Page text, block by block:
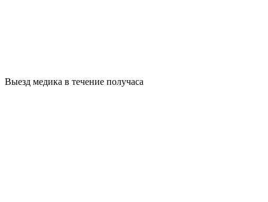
Выезд медика в течение получаса